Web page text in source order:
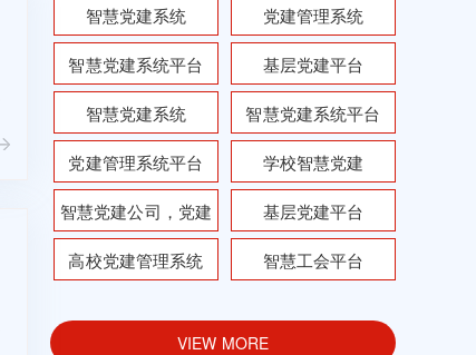
智慧党建系统 党建管理系统
智慧党建系统平台 基层党建平台
智慧党建系统 智慧党建系统平台
党建管理系统平台 学校智慧党建
智慧党建公司，党建
系统开发
基层党建平台
高校党建管理系统 智慧工会平台
VIEW MORE